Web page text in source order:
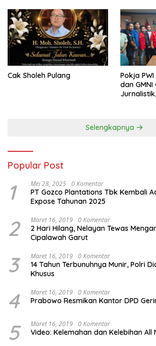
Cak Sholeh Pulang
Pokja
dan GMNI
Selengkapnya
Popular Post
1 Mei 28, 2025 0 Komentar
PT Gozco Plantations Tbk Kembali
Expose Tahunan 2025
2 Maret 16, 2019 0 Komentar
2 Hari Hilang, Nelayan Tewas
Cipalawah Garut
3 Maret 16, 2019 0 Komentar
14 Tahun Terbunuhnya Munir, Polri
Khusus
4 Maret 16, 2019 0 Komentar
Prabowo Resmikan Kantor DPD
5 Maret 16, 2019 0 Komentar
Video: Kelemahan dan Kelebihan All